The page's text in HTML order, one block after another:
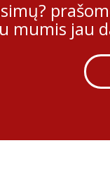
mumis jau